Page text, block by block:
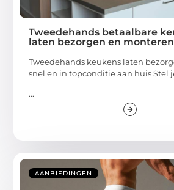
Tweedehands betaalbare
laten bezorgen en monteren
Tweedehands keukens laten
snel en in topconditie aan huis Stel
...
AANBIEDINGEN